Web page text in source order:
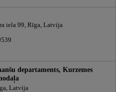
iela 99, Rīga, Latvija
departaments, Kurzemes
Latvija